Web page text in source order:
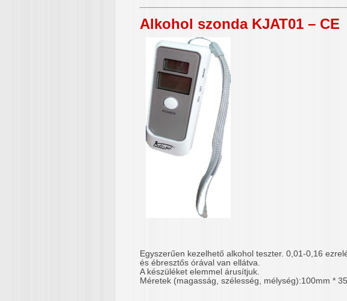
Alkohol szonda KJAT01 – CE
Egyszerűen kezelhető alkohol teszter. 0,01-0,16
és ébresztős órával van ellátva.
A készüléket elemmel árusítjuk.
Méretek (magasság, szélesség, mélység):100mm *